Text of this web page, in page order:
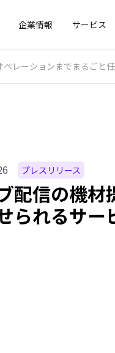
企業情報 サービス
レーションまでまるごと
プレスリリース
配信の機
られるサ